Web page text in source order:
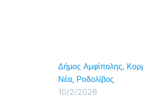
Δήμος Αμφίπολης,
Νέα, Ροδολίβος
10/2/2026